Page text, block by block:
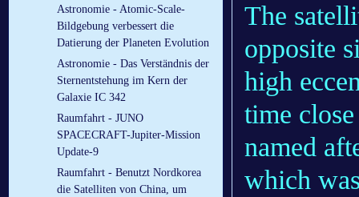
Astronomie - Atomic-Scale-
Bildgebung verbessert die
Datierung der Planeten Evolution
Astronomie - Das Verständnis der
Sternentstehung im Kern der
Galaxie IC 342
Raumfahrt - JUNO
SPACECRAFT-Jupiter-Mission
Update-9
Raumfahrt - Benutzt Nordkorea
die Satelliten von China, um
The
opposite
high
time
named
which